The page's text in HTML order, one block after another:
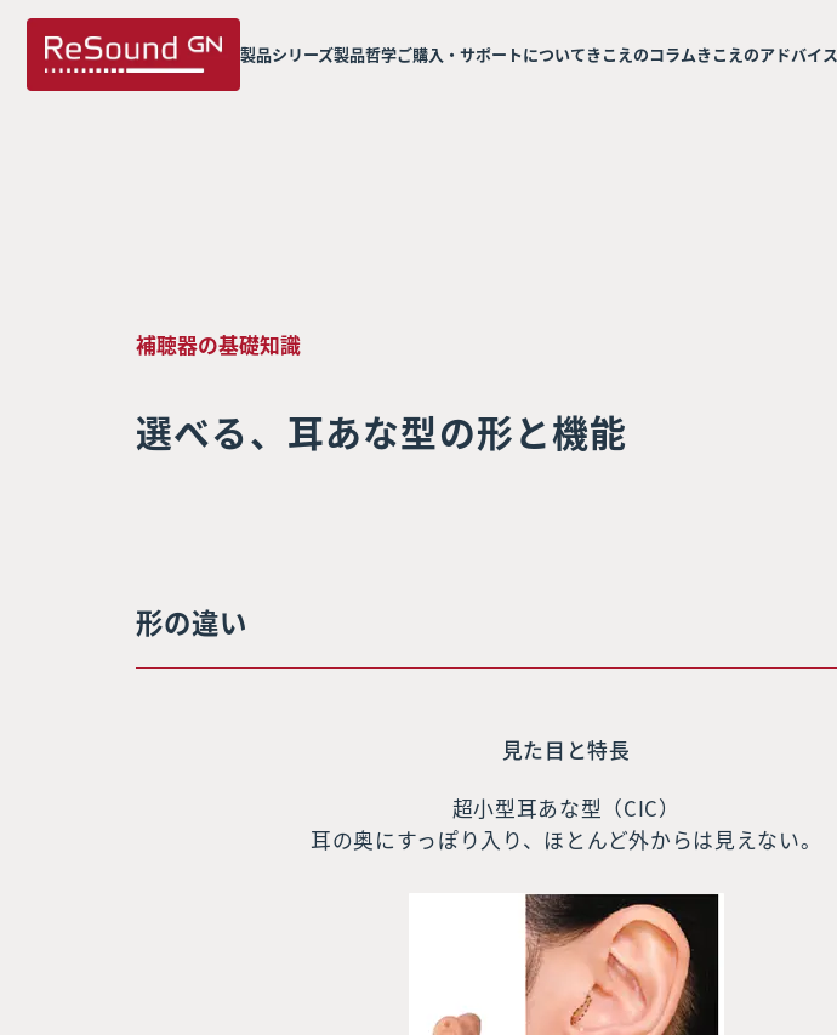
製品シリーズ製品哲学ご購入・サポートについてきこえのコラムきこえのアドバイス
補聴器の基礎知識
選べる、耳あな型の形と機能
形の違い
見た目と特長
超小型耳あな型（CIC）
耳の奥にすっぽり入り、ほとんど外からは見えない。